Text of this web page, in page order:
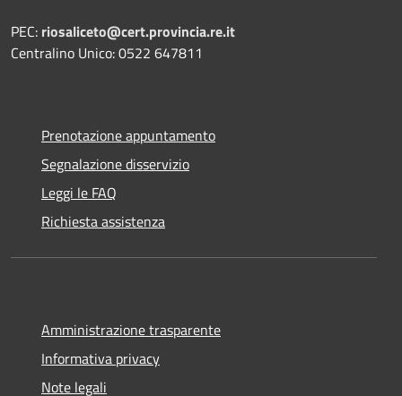
PEC: riosaliceto@cert.provincia.re.it
Centralino Unico: 0522 647811
Prenotazione appuntamento
Segnalazione disservizio
Leggi le FAQ
Richiesta assistenza
Amministrazione trasparente
Informativa privacy
Note legali